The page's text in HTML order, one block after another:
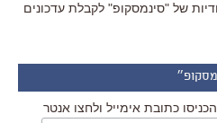
של "סינמסקופ" לקבלת עדכונים
הכניסו כתובת אימייל ולחצו אנטר